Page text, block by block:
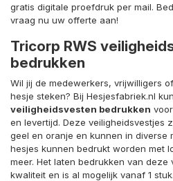
gratis digitale proefdruk per mail.
vraag nu uw offerte aan!
Tricorp RWS
bedrukken
Wil jij de medewerkers, vrijwilligers
hesje steken? Bij Hesjesfabriek.nl
veiligheidsvesten bedrukken
en levertijd. Deze veiligheidsvestjes
geel en oranje en kunnen in diverse
hesjes kunnen bedrukt worden met
meer. Het laten bedrukken van deze
kwaliteit en is al mogelijk vanaf 1